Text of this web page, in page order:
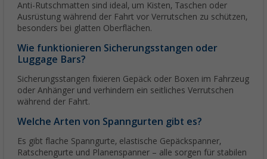
Anti-Rutschmatten sind ideal, um Kisten, Taschen oder
Ausrüstung während der Fahrt vor Verrutschen zu schützen,
besonders bei glatten Oberflächen.
Wie funktionieren Sicherungsstangen oder
Luggage Bars?
Sicherungsstangen fixieren Gepäck oder Boxen im Fahrzeug
oder Anhänger und verhindern ein seitliches Verrutschen
während der Fahrt.
Welche Arten von Spanngurten gibt es?
Es gibt flache Spanngurte, elastische Gepäckspanner,
Ratschengurte und Planenspanner – alle sorgen für stabilen